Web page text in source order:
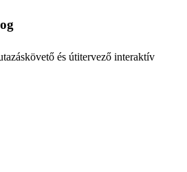
és útitervező interaktív